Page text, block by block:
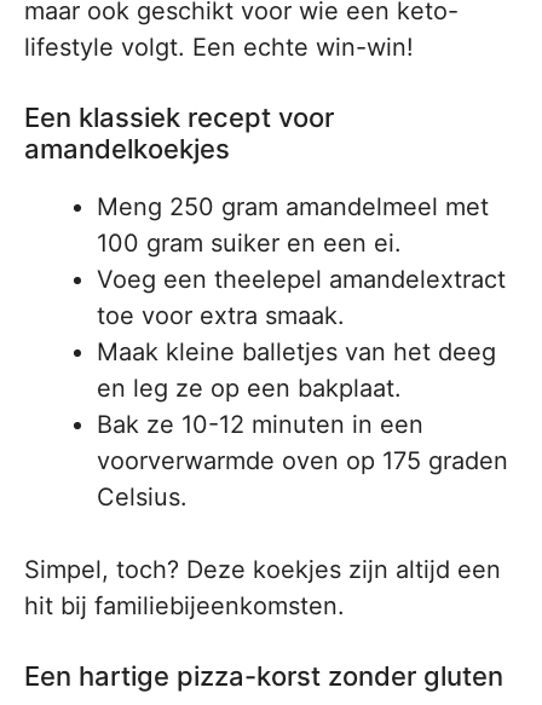
maar ook geschikt voor wie een keto-
lifestyle volgt. Een echte win-win!
Een klassiek recept voor
amandelkoekjes
Meng 250 gram amandelmeel met
100 gram suiker en een ei.
Voeg een theelepel amandelextract
toe voor extra smaak.
Maak kleine balletjes van het deeg
en leg ze op een bakplaat.
Bak ze 10-12 minuten in een
voorverwarmde oven op 175 graden
Celsius.
Simpel, toch? Deze koekjes zijn altijd een
hit bij familiebijeenkomsten.
Een hartige pizza-korst zonder gluten